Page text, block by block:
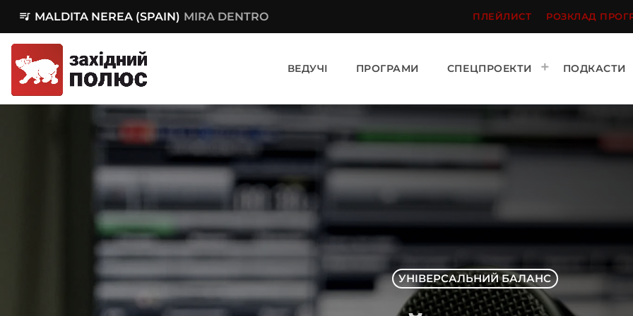
queue_music MALDITA NEREA (SPAIN) MIRA DENTRO ПЛЕЙЛИСТ РОЗКЛАД
ВЕДУЧІ ПРОГРАМИ СПЕЦПРОЕКТИ ПОДКАСТИ
УНІВЕРСАЛЬНИЙ БАЛАНС